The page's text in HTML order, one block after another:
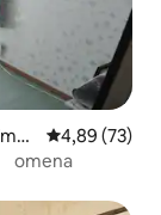
4,89 (73)
omena